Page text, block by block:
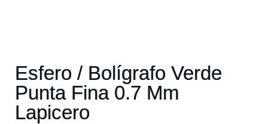
Esfero / Bolígrafo Verde
Punta Fina 0.7 Mm
Lapicero